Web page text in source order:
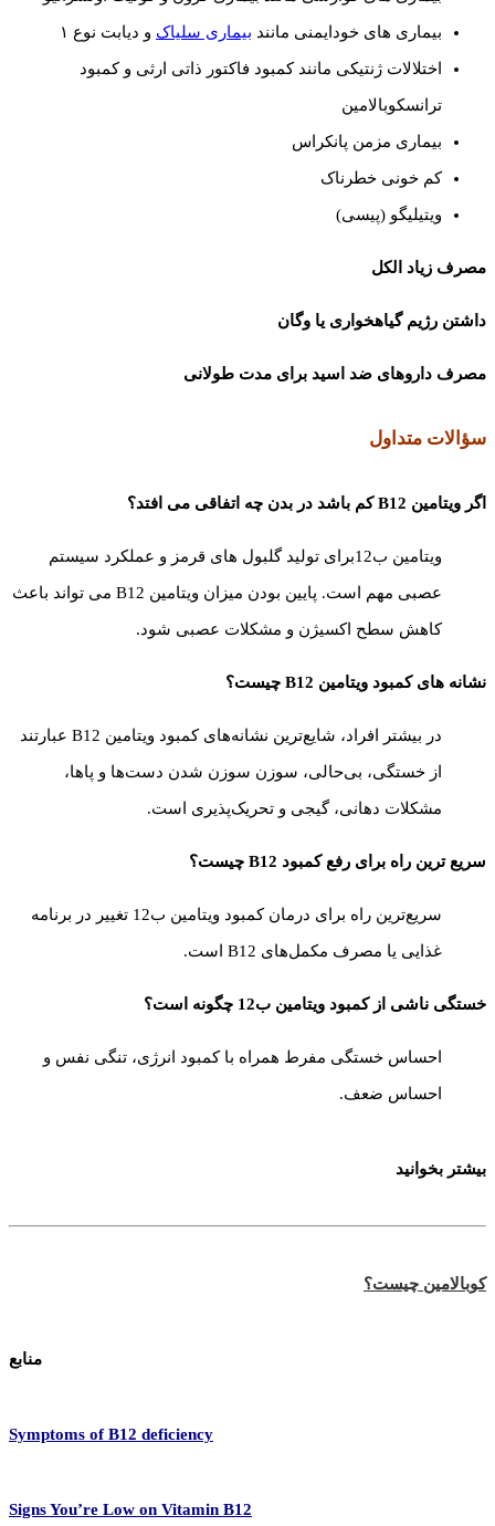
بیماری های خودایمنی مانند بیماری سلیاک و دیابت نوع ۱
اختلالات ژنتیکی مانند کمبود فاکتور ذاتی ارثی و کمبود
ترانسکوبالامین
بیماری مزمن پانکراس
کم خونی خطرناک
ویتیلیگو (پیسی)
مصرف زیاد الکل
داشتن رژیم گیاهخواری یا وگان
مصرف داروهای ضد اسید برای مدت طولانی
سؤالات متداول
اگر ویتامین B12 کم باشد در بدن چه اتفاقی می افتد؟
ویتامین ب12برای تولید گلبول های قرمز و عملکرد سیستم
عصبی مهم است. پایین بودن میزان ویتامین B12 می تواند باعث
کاهش سطح اکسیژن و مشکلات عصبی شود.
نشانه های کمبود ویتامین B12 چیست؟
در بیشتر افراد، شایع‌ترین نشانه‌های کمبود ویتامین B12 عبارتند
از خستگی، بی‌حالی، سوزن سوزن شدن دست‌ها و پاها،
مشکلات دهانی، گیجی و تحریک‌پذیری است.
سریع ترین راه برای رفع کمبود B12 چیست؟
سریع‌ترین راه برای درمان کمبود ویتامین ب12 تغییر در برنامه‌
غذایی یا مصرف مکمل‌های B12 است.
خستگی ناشی از کمبود ویتامین ب12 چگونه است؟
احساس خستگی مفرط همراه با کمبود انرژی، تنگی نفس و
احساس ضعف.
بیشتر بخوانید
کوبالامین چیست؟
منابع
Symptoms of B12 deficiency
Signs You’re Low on Vitamin B12